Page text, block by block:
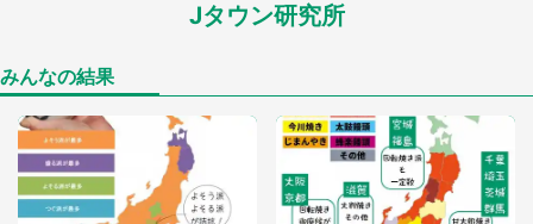
家に〝デカい蛾〟が居座り続けて3日間...ビビり続
「○○がない街に住んでいます」住人の呟きに30万
人驚がく 何が存在しないか、あなたはわかる？
Jタウン研究所
みんなの結果